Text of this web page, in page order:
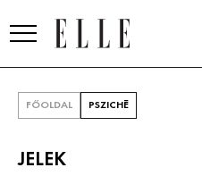
FŐOLDAL PSZICHÉ
JELEK